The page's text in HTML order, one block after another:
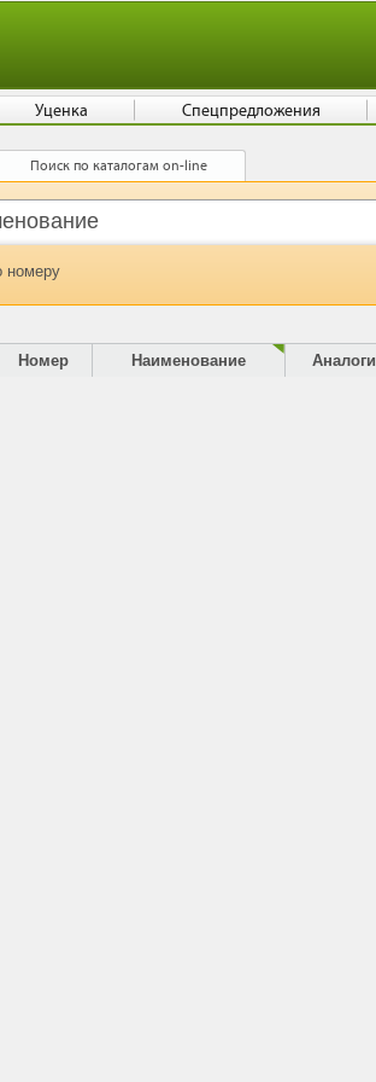
Поиск по каталогам on-line
номеру
Номер Наименование Аналоги
Уценка Спецпредложения